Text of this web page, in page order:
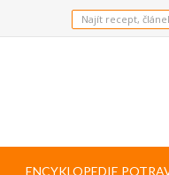
ENCYKLOPEDIE